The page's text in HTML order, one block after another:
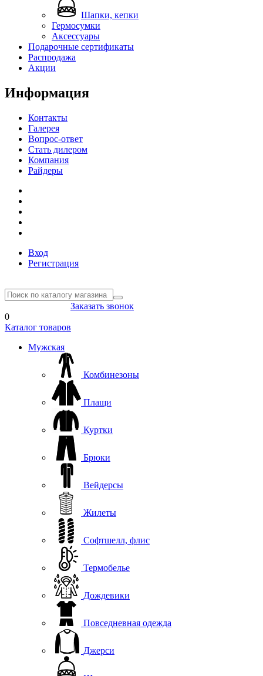
Шапки, кепки
Гермосумки
Аксессуары
Подарочные сертификаты
Распродажа
Акции
Информация
Контакты
Галерея
Вопрос-ответ
Стать дилером
Компания
Райдеры
Вход
Регистрация
Заказать звонок
0
Каталог товаров
Мужская
Комбинезоны
Плащи
Куртки
Брюки
Вейдерсы
Жилеты
Софтшелл, флис
Термобелье
Дождевики
Повседневная одежда
Джерси